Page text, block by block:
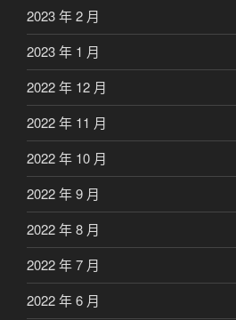
2023 年 2 月
2023 年 1 月
2022 年 12 月
2022 年 11 月
2022 年 10 月
2022 年 9 月
2022 年 8 月
2022 年 7 月
2022 年 6 月